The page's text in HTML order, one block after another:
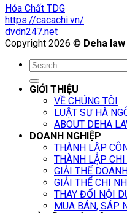
Hóa Chất TDG
https://cacachi.vn/
dvdn247.net
Copyright 2026 © Deha law
GIỚI THIỆU
VỀ CHÚNG TÔI
LUẬT SƯ HÀ
ABOUT DEHA
DOANH NGHIỆP
THÀNH LẬP
THÀNH LẬP CHI
GIẢI THỂ
GIẢI THỂ CHI
THAY ĐỔI NỘI
MUA BÁN, SÁP